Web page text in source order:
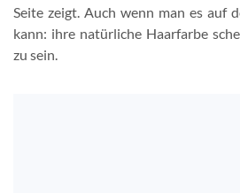
Seite zeigt. Auch wenn man es auf
kann: ihre natürliche Haarfarbe
zu sein.